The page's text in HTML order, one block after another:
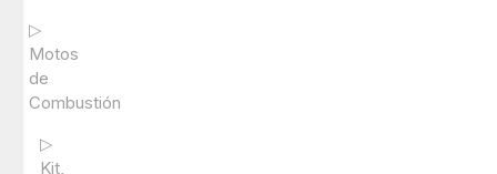
▷
Motos
de
Combustión
▷
Kit,